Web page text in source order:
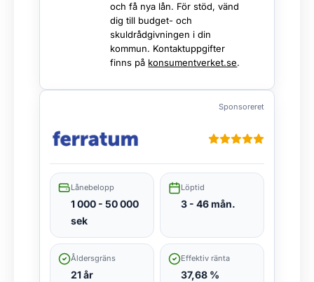
och få nya lån. För stöd, vänd
dig till budget- och
skuldrådgivningen i din
kommun. Kontaktuppgifter
finns på konsumentverket.se.
Sponsoreret
Lånebelopp
1 000 - 50 000
sek
Löptid
3 - 46 mån.
Åldersgräns
21 år
Effektiv ränta
37,68 %